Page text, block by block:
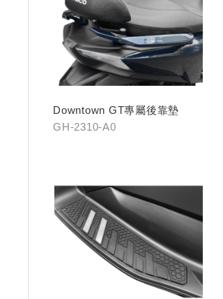
Downtown GT專屬後靠墊
GH-2310-A0